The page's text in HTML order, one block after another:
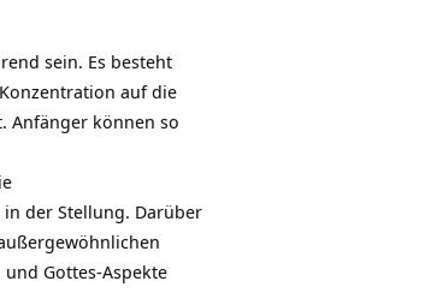
sein. Es besteht
auf die
Anfänger können so
der Stellung. Darüber
und Gottes-Aspekte